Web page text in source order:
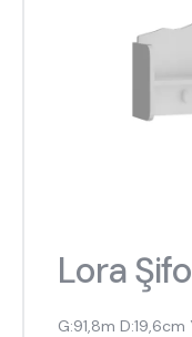
Lora
G:91,8m D:19,6cm